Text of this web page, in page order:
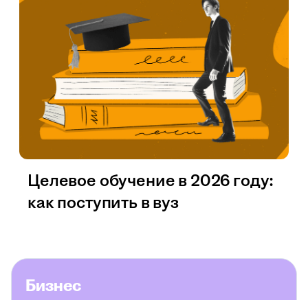
Целевое обучение в 2026 году:
как поступить в вуз
Бизнес